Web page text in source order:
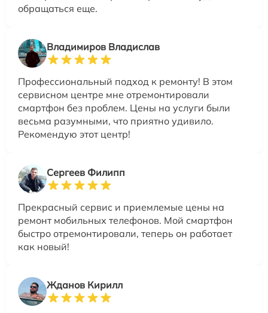
обращаться еще.
Владимиров Владислав
Профессиональный подход к ремонту! В этом
сервисном центре мне отремонтировали
смартфон без проблем. Цены на услуги были
весьма разумными, что приятно удивило.
Рекомендую этот центр!
Сергеев Филипп
Прекрасный сервис и приемлемые цены на
ремонт мобильных телефонов. Мой смартфон
быстро отремонтировали, теперь он работает
как новый!
Жданов Кирилл